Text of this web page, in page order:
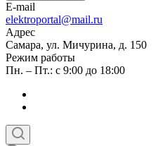
E-mail
elektroportal@mail.ru
Адрес
Самара, ул. Мичурина, д. 150
Режим работы
Пн. – Пт.: с 9:00 до 18:00